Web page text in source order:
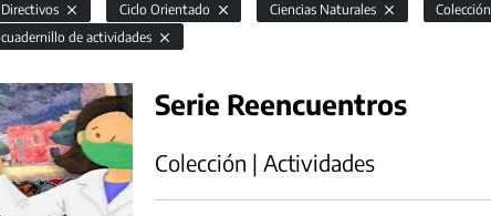
Directivos Ciclo Orientado Ciencias Naturales Colección
cuadernillo de actividades
Serie Reencuentros
Colección | Actividades